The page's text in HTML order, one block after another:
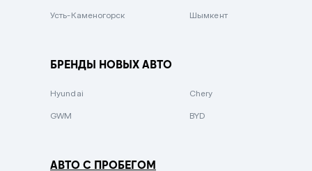
Зеленый металлик
Усть-Каменогорск Шымкент
БРЕНДЫ НОВЫХ АВТО
Hyundai Chery
GWM BYD
АВТО С ПРОБЕГОМ